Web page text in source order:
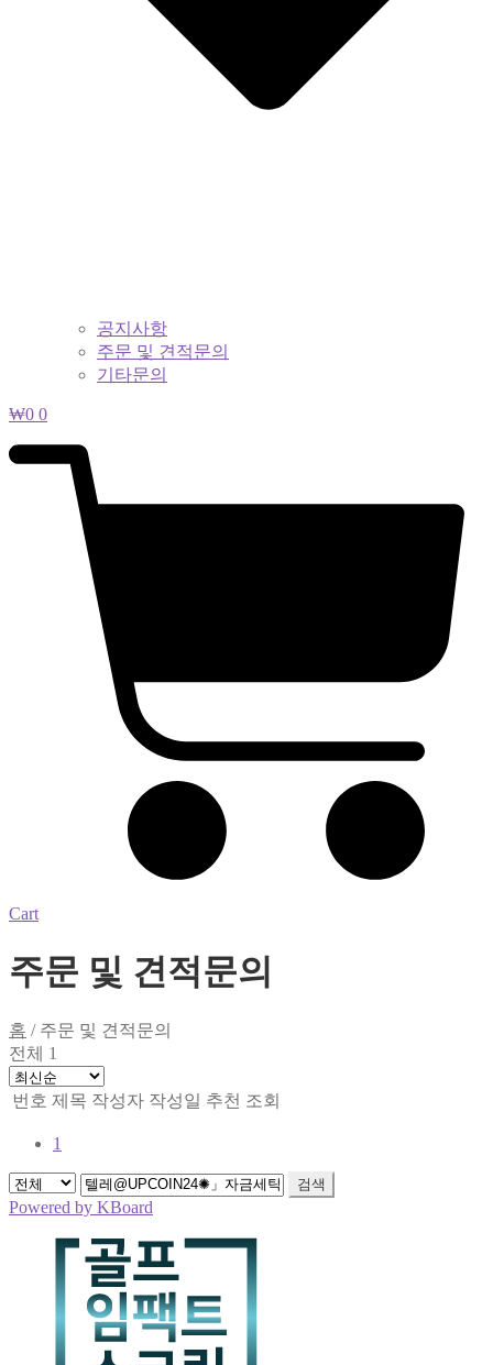
공지사항
주문 및 견적문의
기타문의
₩0 0
Cart
주문 및 견적문의
홈 / 주문 및 견적문의
전체 1
번호 제목 작성자 작성일 추천 조회
1
검색
Powered by KBoard